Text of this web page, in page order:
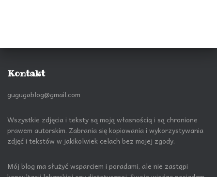
Kontakt
gugugablog@gmail.com
Wszystkie zdjęcia i teksty są moją własnością i są chronione
prawem autorskim. Zabrania się kopiowania i wykorzystywania
zdjęć i tekstów w jakikolwiek celach bez mojej zgody.
Mój blog ma służyć wsparciem i poradami, ale nie zastąpi